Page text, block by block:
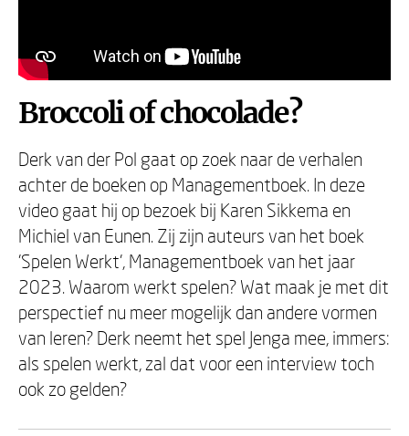
Broccoli of chocolade?
Derk van der Pol gaat op zoek naar de verhalen
achter de boeken op Managementboek. In deze
video gaat hij op bezoek bij Karen Sikkema en
Michiel van Eunen. Zij zijn auteurs van het boek
'Spelen Werkt', Managementboek van het jaar
2023. Waarom werkt spelen? Wat maak je met dit
perspectief nu meer mogelijk dan andere vormen
van leren? Derk neemt het spel Jenga mee, immers:
als spelen werkt, zal dat voor een interview toch
ook zo gelden?